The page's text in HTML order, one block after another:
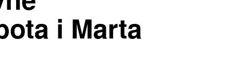
i Marta